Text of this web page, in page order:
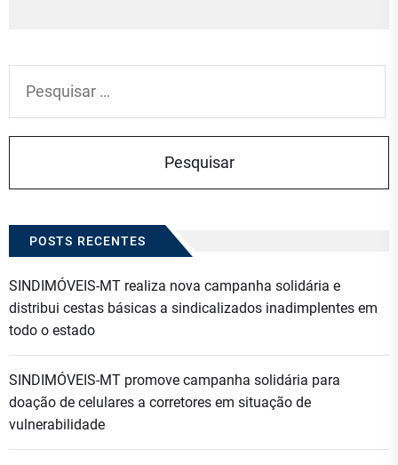
por:
POSTS RECENTES
SINDIMÓVEIS-MT realiza nova campanha solidária e
distribui cestas básicas a sindicalizados inadimplentes em
todo o estado
SINDIMÓVEIS-MT promove campanha solidária para
doação de celulares a corretores em situação de
vulnerabilidade